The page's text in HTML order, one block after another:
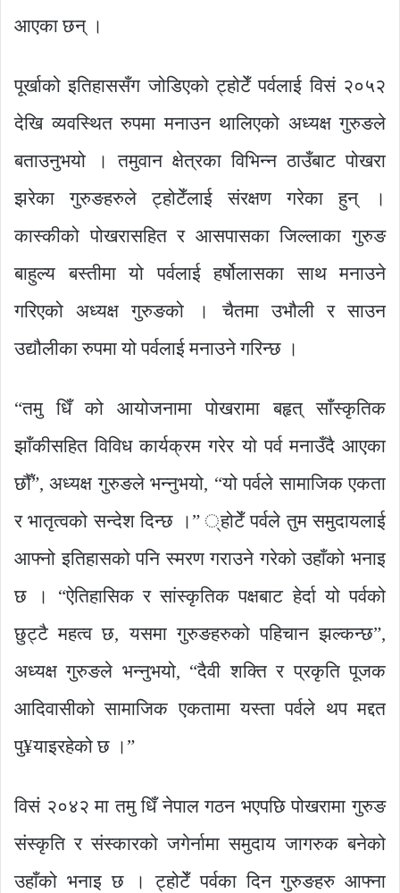
आएका छन् ।
पूर्खाको इतिहाससँग जोडिएको ट्होटेँ पर्वलाई विसं २०५२
देखि व्यवस्थित रुपमा मनाउन थालिएको अध्यक्ष गुरुङले
बताउनुभयो । तमुवान क्षेत्रका विभिन्न ठाउँबाट पोखरा
झरेका गुरुङहरुले ट्होटेँलाई संरक्षण गरेका हुन् ।
कास्कीको पोखरासहित र आसपासका जिल्लाका गुरुङ
बाहुल्य बस्तीमा यो पर्वलाई हर्षोलासका साथ मनाउने
गरिएको अध्यक्ष गुरुङको । चैतमा उभौली र साउन
उद्यौलीका रुपमा यो पर्वलाई मनाउने गरिन्छ ।
“तमु धिँ को आयोजनामा पोखरामा बहृत् साँस्कृतिक
झाँकीसहित विविध कार्यक्रम गरेर यो पर्व मनाउँदै आएका
छौँ”, अध्यक्ष गुरुङले भन्नुभयो, “यो पर्वले सामाजिक एकता
र भातृत्वको सन्देश दिन्छ ।” ्होटेँ पर्वले तुम समुदायलाई
आफ्नो इतिहासको पनि स्मरण गराउने गरेको उहाँको भनाइ
छ । “ऐतिहासिक र सांस्कृतिक पक्षबाट हेर्दा यो पर्वको
छुट्टै महत्व छ, यसमा गुरुङहरुको पहिचान झल्कन्छ”,
अध्यक्ष गुरुङले भन्नुभयो, “दैवी शक्ति र प्रकृति पूजक
आदिवासीको सामाजिक एकतामा यस्ता पर्वले थप मद्दत
पु¥याइरहेको छ ।”
विसं २०४२ मा तमु धिँ नेपाल गठन भएपछि पोखरामा गुरुङ
संस्कृति र संस्कारको जगेर्नामा समुदाय जागरुक बनेको
उहाँको भनाइ छ । ट्होटेँ पर्वका दिन गुरुङहरु आफ्ना